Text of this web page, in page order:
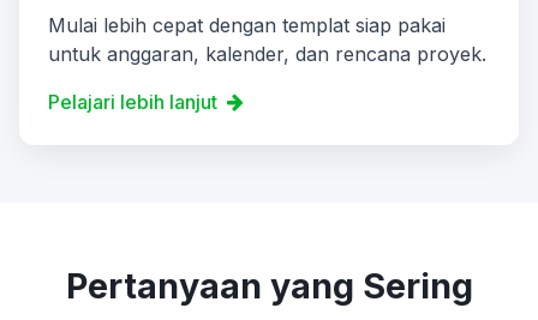
Mulai lebih cepat dengan templat siap pakai
untuk anggaran, kalender, dan rencana proyek.
Pelajari lebih lanjut
Pertanyaan yang Sering